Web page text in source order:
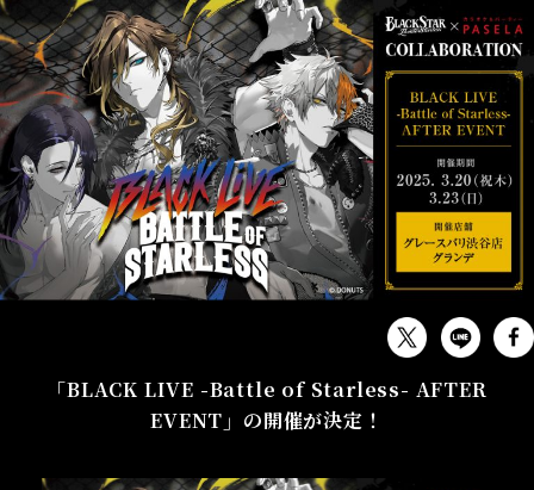
「BLACK LIVE -Battle of Starless- AFTER
EVENT」の開催が決定！